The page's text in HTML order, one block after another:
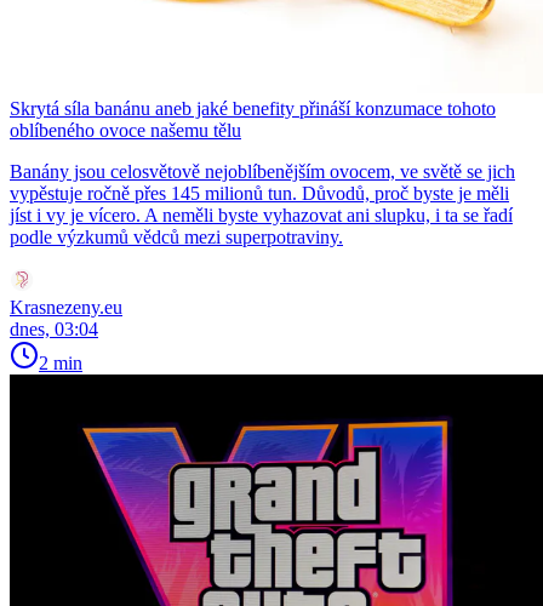
Skrytá síla banánu aneb jaké benefity přináší konzumace tohoto
oblíbeného ovoce našemu tělu
Banány jsou celosvětově nejoblíbenějším ovocem, ve světě se jich
vypěstuje ročně přes 145 milionů tun. Důvodů, proč byste je měli
jíst i vy je vícero. A neměli byste vyhazovat ani slupku, i ta se řadí
podle výzkumů vědců mezi superpotraviny.
Krasnezeny.eu
dnes, 03:04
2 min